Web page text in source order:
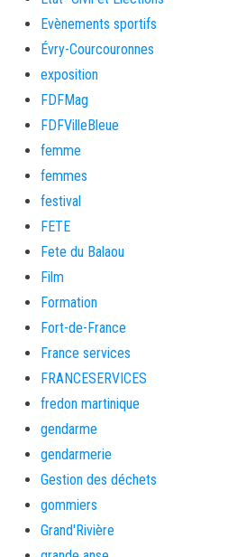
Evènements sportifs
Évry-Courcouronnes
exposition
FDFMag
FDFVilleBleue
femme
femmes
festival
FETE
Fete du Balaou
Film
Formation
Fort-de-France
France services
FRANCESERVICES
fredon martinique
gendarme
gendarmerie
Gestion des déchets
gommiers
Grand'Rivière